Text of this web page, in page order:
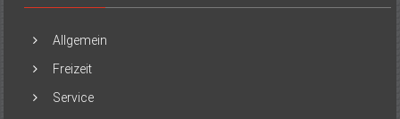
Allgemein
Freizeit
Service